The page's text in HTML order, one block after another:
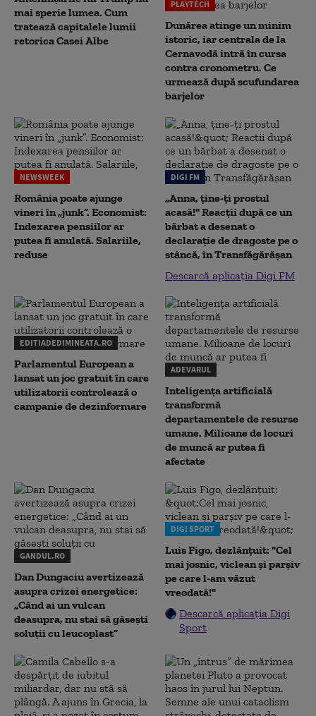
mai sperie lumea. Cum
tratează capitalele lumii
retorica Casei Albe
PLAYTECH
Dunărea atinge un minim
istoric, iar centrala de la
Cernavodă intră în cursa
contra cronometru. Ce
urmează după scufundarea
barjelor
NEWSWEEK
România poate ajunge
vineri în „junk”. Economist:
Indexarea pensiilor ar
putea fi anulată. Salariile,
reduse
DIGI FM
„Anna, ţine-ţi prostul
acasă!" Reacţii după ce un
bărbat a desenat o
declaraţie de dragoste pe o
stâncă, în Transfăgărăşan
Descarcă aplicația Digi FM
EDITIADEDIMINEATA.RO
Parlamentul European a
lansat un joc gratuit în care
utilizatorii controlează o
campanie de dezinformare
ADEVARUL
Inteligența artificială
transformă
departamentele de resurse
umane. Milioane de locuri
de muncă ar putea fi
afectate
GANDUL.RO
Dan Dungaciu avertizează
asupra crizei energetice:
„Când ai un vulcan
deasupra, nu stai să găsești
soluții cu leucoplast”
DIGI SPORT
Luis Figo, dezlănțuit: "Cel
mai josnic, viclean și parșiv
pe care l-am văzut
vreodată!"
Descarcă aplicația Digi
Sport